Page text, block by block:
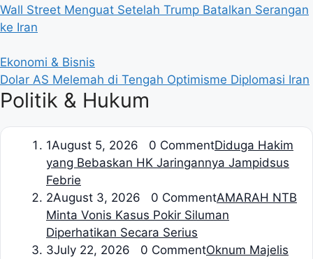
Wall Street Menguat Setelah Trump Batalkan Serangan
ke Iran
Ekonomi & Bisnis
Dolar AS Melemah di Tengah Optimisme Diplomasi Iran
Politik & Hukum
1August 5, 2026 0 CommentDiduga Hakim
yang Bebaskan HK Jaringannya Jampidsus
Febrie
2August 3, 2026 0 CommentAMARAH NTB
Minta Vonis Kasus Pokir Siluman
Diperhatikan Secara Serius
3July 22, 2026 0 CommentOknum Majelis